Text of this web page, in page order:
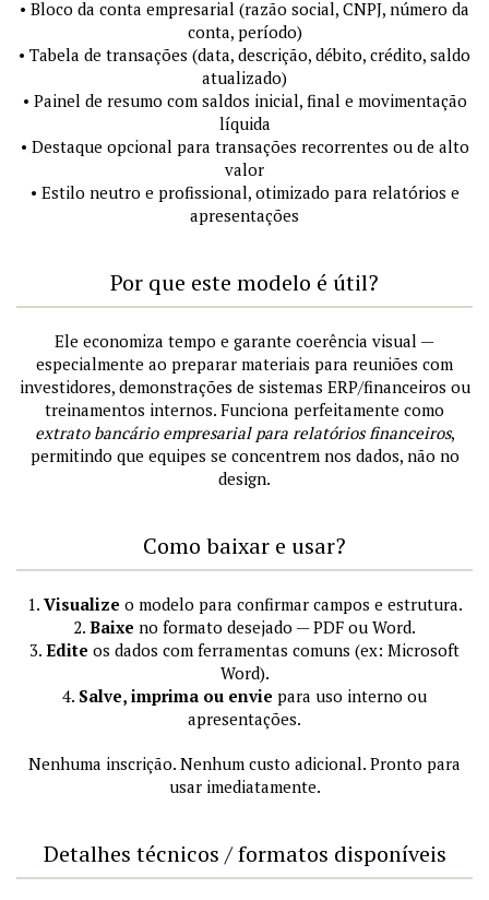
• Bloco da conta empresarial (razão social, CNPJ, número da
conta, período)
• Tabela de transações (data, descrição, débito, crédito, saldo
atualizado)
• Painel de resumo com saldos inicial, final e movimentação
líquida
• Destaque opcional para transações recorrentes ou de alto
valor
• Estilo neutro e profissional, otimizado para relatórios e
apresentações
Por que este modelo é útil?
Ele economiza tempo e garante coerência visual —
especialmente ao preparar materiais para reuniões com
investidores, demonstrações de sistemas ERP/financeiros ou
treinamentos internos. Funciona perfeitamente como
extrato bancário empresarial para relatórios financeiros,
permitindo que equipes se concentrem nos dados, não no
design.
Como baixar e usar?
1. Visualize o modelo para confirmar campos e estrutura.
2. Baixe no formato desejado — PDF ou Word.
3. Edite os dados com ferramentas comuns (ex: Microsoft
Word).
4. Salve, imprima ou envie para uso interno ou
apresentações.
Nenhuma inscrição. Nenhum custo adicional. Pronto para
usar imediatamente.
Detalhes técnicos / formatos disponíveis